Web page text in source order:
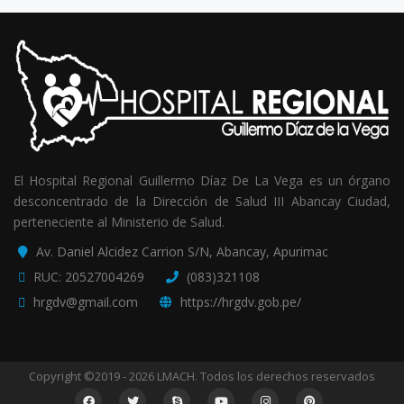
El Hospital Regional Guillermo Díaz De La Vega es un órgano
desconcentrado de la Dirección de Salud III Abancay Ciudad,
perteneciente al Ministerio de Salud.
Av. Daniel Alcidez Carrion S/N, Abancay, Apurimac
RUC: 20527004269
(083)321108
hrgdv@gmail.com
https://hrgdv.gob.pe/
Copyright ©2019 - 2026 LMACH. Todos los derechos reservados